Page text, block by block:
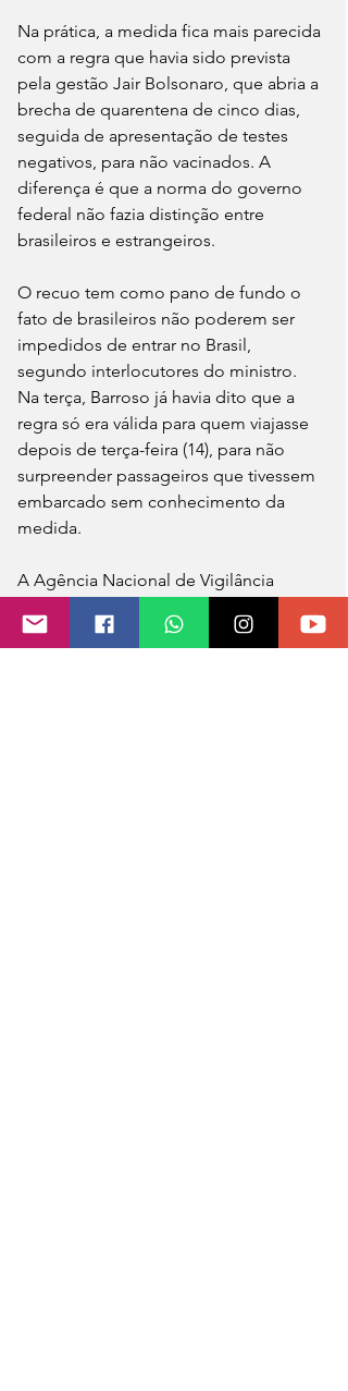
Na prática, a medida fica mais parecida
com a regra que havia sido prevista
pela gestão Jair Bolsonaro, que abria a
brecha de quarentena de cinco dias,
seguida de apresentação de testes
negativos, para não vacinados. A
diferença é que a norma do governo
federal não fazia distinção entre
brasileiros e estrangeiros.
O recuo tem como pano de fundo o
fato de brasileiros não poderem ser
impedidos de entrar no Brasil,
segundo interlocutores do ministro.
Na terça, Barroso já havia dito que a
regra só era válida para quem viajasse
depois de terça-feira (14), para não
surpreender passageiros que tivessem
embarcado sem conhecimento da
medida.
A Agência Nacional de Vigilância
do documento nos aeroportos e nas